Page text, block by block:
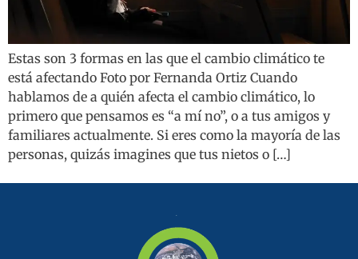
Estas son 3 formas en las que el cambio climático te
está afectando Foto por Fernanda Ortiz Cuando
hablamos de a quién afecta el cambio climático, lo
primero que pensamos es “a mí no”, o a tus amigos y
familiares actualmente. Si eres como la mayoría de las
personas, quizás imagines que tus nietos o […]